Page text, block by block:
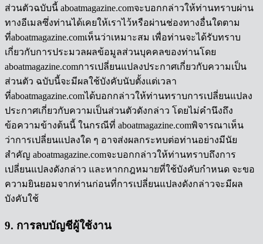
ส่วนตัวฉบับนี้ aboatmagazine.comจะบอกกล่าวให้ท่านทราบผ่าน
ทางอีเมลซึ่งท่านได้เคยให้เราไว้หรือผ่านช่องทางอื่นใดตาม
ที่aboatmagazine.comเห็นว่าเหมาะสม เพื่อท่านจะได้รับทราบ
เกี่ยวกับการประมวลผลข้อมูลส่วนบุคคลของท่านโดย
aboatmagazine.comการเปลี่ยนแปลงประกาศเกี่ยวกับความเป็น
ส่วนตัว ฉบับนี้จะมีผลใช้บังคับนับตั้งแต่เวลา
ที่aboatmagazine.comได้บอกกล่าวให้ท่านทราบการเปลี่ยนแปลง
ประกาศเกี่ยวกับความเป็นส่วนตัวดังกล่าว โดยไม่คำนึงถึง
ข้อความข้างต้นนี้ ในกรณีที่ aboatmagazine.comพิจารณาเห็น
ว่าการเปลี่ยนแปลงใด ๆ อาจส่งผลกระทบต่อท่านอย่างมีนัย
สำคัญ aboatmagazine.comจะบอกกล่าวให้ท่านทราบถึงการ
เปลี่ยนแปลงดังกล่าว และหากกฎหมายที่ใช้บังคับกำหนด จะขอ
ความยินยอมจากท่านก่อนที่การเปลี่ยนแปลงดังกล่าวจะมีผล
บังคับใช้
9. การลบบัญชีผู้ใช้งาน